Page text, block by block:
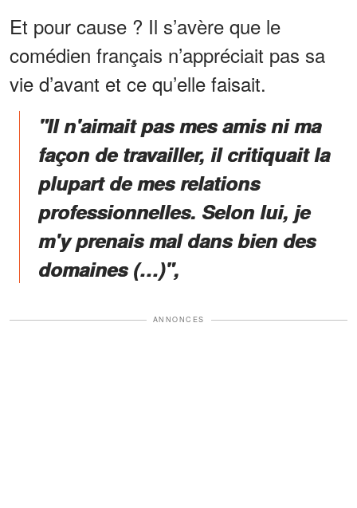
Et pour cause ? Il s’avère que le
comédien français n’appréciait pas sa
vie d’avant et ce qu’elle faisait.
"Il n'aimait pas mes amis ni ma
façon de travailler, il critiquait la
plupart de mes relations
professionnelles. Selon lui, je
m'y prenais mal dans bien des
domaines (…)",
ANNONCES